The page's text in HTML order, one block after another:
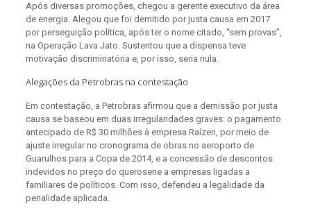
Após diversas promoções, chegou a gerente executivo da área
de energia. Alegou que foi demitido por justa causa em 2017
por perseguição política, após ter o nome citado, “sem provas”,
na Operação Lava Jato. Sustentou que a dispensa teve
motivação discriminatória e, por isso, seria nula.
Alegações da Petrobras na contestação
Em contestação, a Petrobras afirmou que a demissão por justa
causa se baseou em duas irregularidades graves: o pagamento
antecipado de R$ 30 milhões à empresa Raízen, por meio de
ajuste irregular no cronograma de obras no aeroporto de
Guarulhos para a Copa de 2014, e a concessão de descontos
indevidos no preço do querosene a empresas ligadas a
familiares de políticos. Com isso, defendeu a legalidade da
penalidade aplicada.